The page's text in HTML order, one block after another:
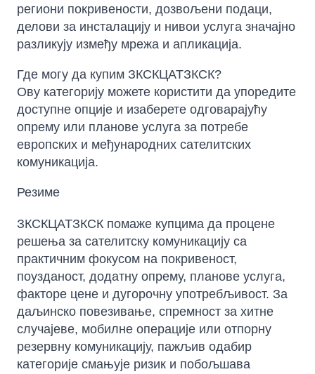
региони покривености, дозвољени подаци,
делови за инсталацију и нивои услуга значајно
разликују између мрежа и апликација.
Где могу да купим ЗКСКЦАТЗКСК?
Ову категорију можете користити да упоредите
доступне опције и изаберете одговарајућу
опрему или планове услуга за потребе
европских и међународних сателитских
комуникација.
Резиме
ЗКСКЦАТЗКСК помаже купцима да процене
решења за сателитску комуникацију са
практичним фокусом на покривеност,
поузданост, додатну опрему, планове услуга,
факторе цене и дугорочну употребљивост. За
даљинско повезивање, спремност за хитне
случајеве, мобилне операције или отпорну
резервну комуникацију, пажљив одабир
категорије смањује ризик и побољшава